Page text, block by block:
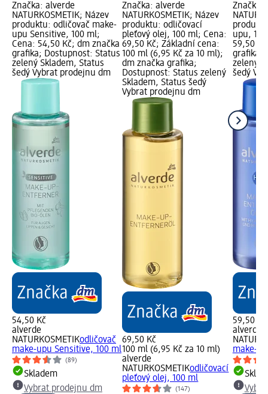
Značka: alverde
NATURKOSMETIK; Název
produktu: odličovač make-
upu Sensitive, 100 ml;
Cena: 54,50 Kč; dm značka
grafika; Dostupnost: Status
zelený Skladem, Status
šedý Vybrat prodejnu dm
54,50 Kč
alverde
NATURKOSMETIKodličovač
make-upu Sensitive, 100 ml
(89)
Skladem
Vybrat prodejnu dm
Značka: alverde
NATURKOSMETIK; Název
produktu: odličovací
pleťový olej, 100 ml; Cena:
69,50 Kč; Základní cena:
100 ml (6,95 Kč za 10 ml);
dm značka grafika;
Dostupnost: Status zelený
Skladem, Status šedý
Vybrat prodejnu dm
69,50 Kč
100 ml (6,95 Kč za 10 ml)
alverde
NATURKOSMETIKodličovací
pleťový olej, 100 ml
(147)
Značka:
upu,
59,50
grafika;
zelený
šedý
59,50 Kč
alverde
make-